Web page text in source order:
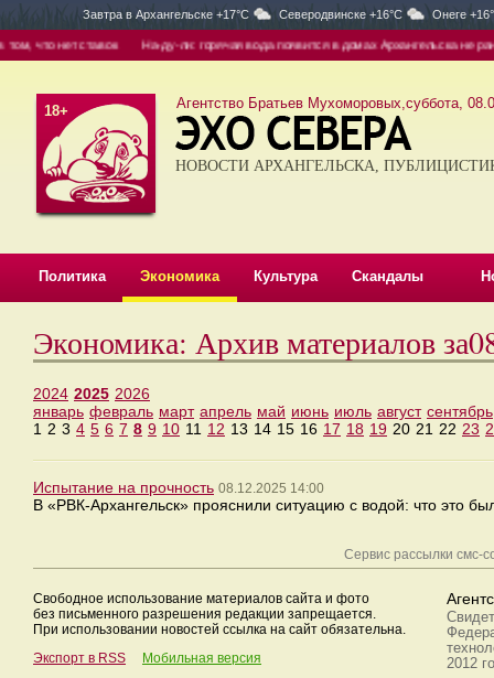
Завтра в Архангельске +17°C Северодвинске +16°C Онеге
что нет ставок На-ду-ли: горячая вода появится в домах Архангельска не
18+ Агентство Братьев Мухоморовых,суббота,
НОВОСТИ АРХАНГЕЛЬСКА,
Политика Экономика Культура Скандалы
Экономика: Архив материалов
2024 2025 2026
январь февраль март апрель май июнь июль август сентябрь
1 2 3 4 5 6 7 8 9 10 11 12 13 14 15 16 17 18 19 20 21 22 23
Испытание на прочность 08.12.2025 14:00
В «РВК-Архангельск» прояснили ситуацию с водой: что это
Сервис рассылки смс-
Свободное использование материалов сайта и фото
без письменного разрешения редакции запрещается.
При использовании новостей ссылка на сайт обязательна.
Экспорт в RSS
Мобильная версия
2012